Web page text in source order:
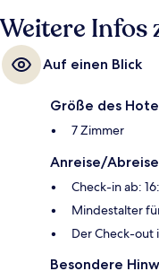
Weitere Infos
Auf einen Blick
Größe des
7 Zimmer
Anreise/Abreise
Check-in ab:
Mindestalter
Der Check-out
Besondere